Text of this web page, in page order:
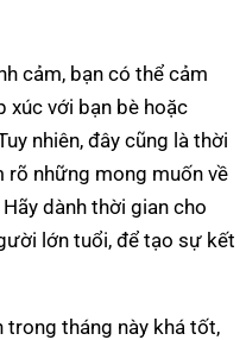
cảm, bạn có thể cảm
xúc với bạn bè hoặc
nhiên, đây cũng là thời
rõ những mong muốn về
dành thời gian cho
lớn tuổi, để tạo sự kết
trong tháng này khá tốt,